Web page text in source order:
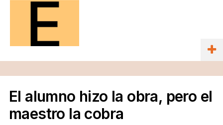
El alumno hizo la obra, pero el
maestro la cobra